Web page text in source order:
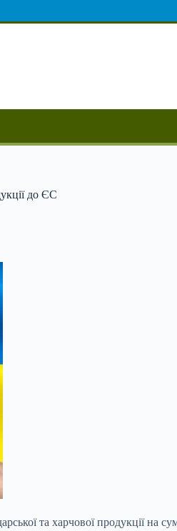
до ЄС
та харчової продукції на